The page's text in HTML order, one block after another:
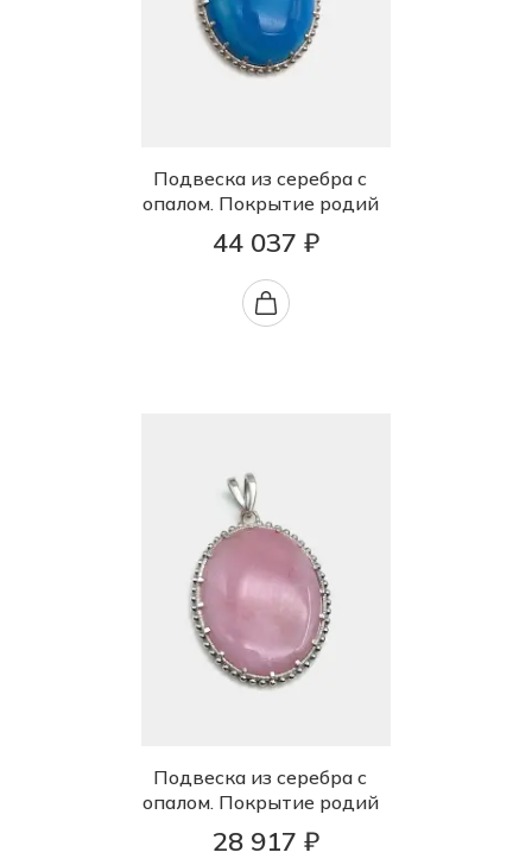
Подвеска из серебра с
опалом. Покрытие родий
44 037 ₽
Подвеска из серебра с
опалом. Покрытие родий
28 917 ₽